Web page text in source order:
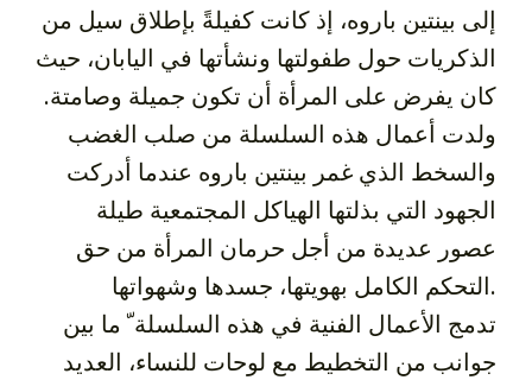
إلى بینتین باروه، إذ كانت كفیلةً بإطلاق سیل من
الذكریات حول طفولتھا ونشأتھا في الیابان، حیث
كان یفرض على المرأة أن تكون جمیلة وصامتة.
ولدت أعمال ھذه السلسلة من صلب الغضب
والسخط الذي غمر بینتین باروه عندما أدركت
الجھود التي بذلتھا الھیاكل المجتمعیة طیلة
عصور عدیدة من أجل حرمان المرأة من حق
التحكم الكامل بھویتھا، جسدھا وشھواتھا.
تدمج الأعمال الفنیة في ھذه السلسلة ّ ما بین
جوانب من التخطیط مع لوحات للنساء، العدید